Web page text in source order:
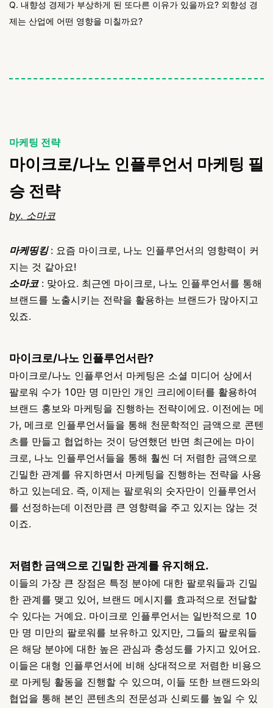
Q. 내향성 경제가 부상하게 된 또다른 이유가 있을까요? 외향성 경
제는 산업에 어떤 영향을 미칠까요?
마케팅 전략
마이크로/나노 인플루언서 마케팅 필
승 전략
by. 소마코
마케띵킹: 요즘 마이크로, 나노 인플루언서의 영향력이 커
지는 것 같아요!
소마코: 맞아요. 최근엔 마이크로, 나노 인플루언서를 통해
브랜드를 노출시키는 전략을 활용하는 브랜드가 많아지고
있죠.
마이크로/나노 인플루언서란?
마이크로/나노 인플루언서 마케팅은 소셜 미디어 상에서
팔로워 수가 10만 명 미만인 개인 크리에이터를 활용하여
브랜드 홍보와 마케팅을 진행하는 전략이에요. 이전에는 메
가, 메크로 인플루언서들을 통해 천문학적인 금액으로 콘텐
츠를 만들고 협업하는 것이 당연했던 반면 최근에는 마이
크로, 나노 인플루언서들을 통해 훨씬 더 저렴한 금액으로
긴밀한 관계를 유지하면서 마케팅을 진행하는 전략을 사용
하고 있는데요. 즉, 이제는 팔로워의 숫자만이 인플루언서
를 선정하는데 이전만큼 큰 영향력을 주고 있지는 않는 것
이죠.
저렴한 금액으로 긴밀한 관계를 유지해요.
이들의 가장 큰 장점은 특정 분야에 대한 팔로워들과 긴밀
한 관계를 맺고 있어, 브랜드 메시지를 효과적으로 전달할
수 있다는 거예요. 마이크로 인플루언서는 일반적으로 10
만 명 미만의 팔로워를 보유하고 있지만, 그들의 팔로워들
은 해당 분야에 대한 높은 관심과 충성도를 가지고 있어요.
이들은 대형 인플루언서에 비해 상대적으로 저렴한 비용으
로 마케팅 활동을 진행할 수 있으며, 이들 또한 브랜드와의
협업을 통해 본인 콘텐츠의 전문성과 신뢰도를 높일 수 있